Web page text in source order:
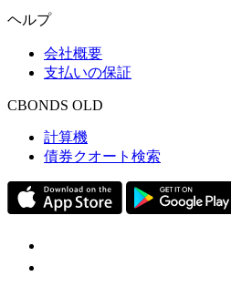
ヘルプ
会社概要
支払いの保証
CBONDS OLD
計算機
債券クオート検索